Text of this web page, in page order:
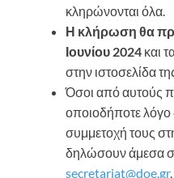
κληρώνονται όλα.
Η κλήρωση θα
Ιουνίου 2024 και
στην ιστοσελίδα
Όσοι από αυτούς
οποιοδήποτε λόγο
συμμετοχή τους
δηλώσουν άμεσα
secretariat@doe.gr